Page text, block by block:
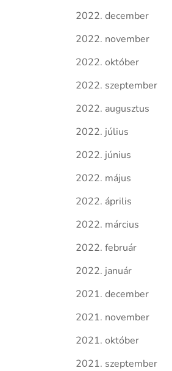
2022. december
2022. november
2022. október
2022. szeptember
2022. augusztus
2022. július
2022. június
2022. május
2022. április
2022. március
2022. február
2022. január
2021. december
2021. november
2021. október
2021. szeptember